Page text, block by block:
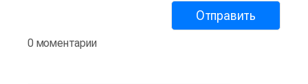
0 моментарии